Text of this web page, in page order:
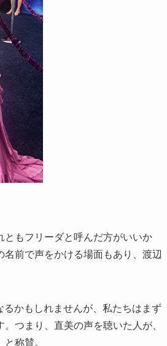
もフリーダと呼んだ方がいいか
前で声をかける場面もあり、渡辺
かもしれませんが、私たちはまず
つまり、直美の声を聴いた人が、
称賛。